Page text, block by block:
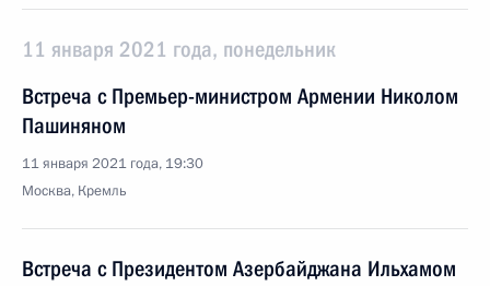
11 января 2021 года, понедельник
Встреча с Премьер-министром Армении Николом
Пашиняном
11 января 2021 года, 19:30
Москва, Кремль
Встреча с Президентом Азербайджана Ильхамом